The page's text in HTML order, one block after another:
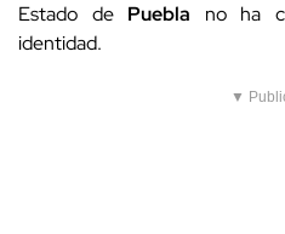
Estado de Puebla no ha
identidad.
▼